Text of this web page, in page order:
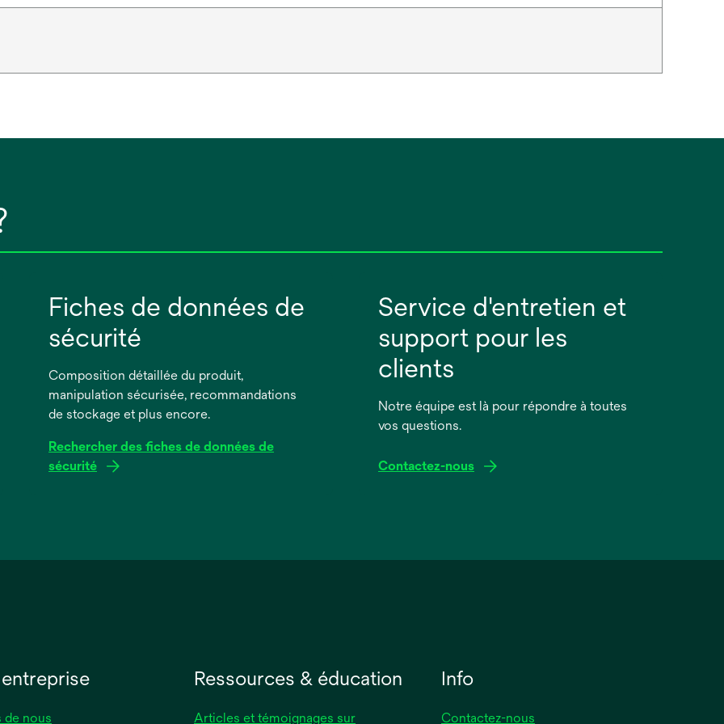
Fiches de données de
sécurité
Composition détaillée du produit,
manipulation sécurisée, recommandations
de stockage et plus encore.
Rechercher des fiches de données de
sécurité
nouvel
Service d'entretien et
support pour les
clients
Notre équipe est là pour répondre à toutes
vos questions.
Contactez-nous
de nous
Ressources & éducation
Articles et témoignages sur
Info
Contactez-nous